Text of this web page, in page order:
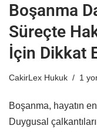
Boşanma
Süreçte
İçin Dikkat
CakirLex Hukuk 1
Boşanma, hayatın
Duygusal